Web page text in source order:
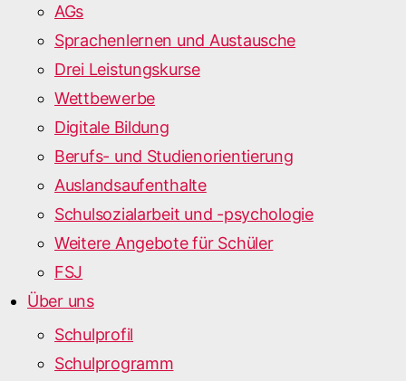
AGs
Sprachenlernen und Austausche
Drei Leistungskurse
Wettbewerbe
Digitale Bildung
Berufs- und Studienorientierung
Auslandsaufenthalte
Schulsozialarbeit und -psychologie
Weitere Angebote für Schüler
FSJ
Über uns
Schulprofil
Schulprogramm